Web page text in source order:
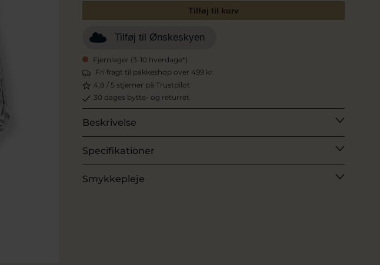
Tilføj til kurv
Tilføj til Ønskeskyen
Fjernlager (3-10 hverdage*)
Fri fragt til pakkeshop over 499 kr.
4,8 / 5 stjerner på Trustpilot
30 dages bytte- og returret
Beskrivelse
Specifikationer
Smykkepleje